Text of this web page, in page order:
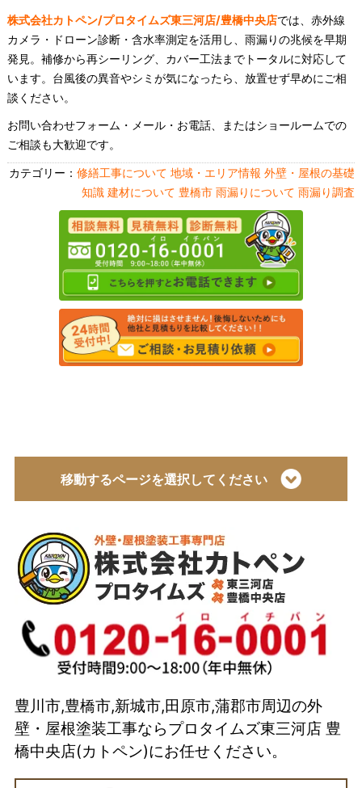
株式会社カトペン/プロタイムズ東三河店/豊橋中央店では、赤外線
カメラ・ドローン診断・含水率測定を活用し、雨漏りの兆候を早期
発見。補修から再シーリング、カバー工法までトータルに対応して
います。台風後の異音やシミが気になったら、放置せず早めにご相
談ください。
お問い合わせフォーム・メール・お電話、またはショールームでの
ご相談も大歓迎です。
カテゴリー：修繕工事について 地域・エリア情報 外壁・屋根の基礎
知識 建材について 豊橋市 雨漏りについて 雨漏り調査
移動するページを選択してください
会社概要
代表取締役 加藤宜久よりご挨拶
イベント
選ばれている理由とは？
カトペンの技術力
当店の強み
豊川市,豊橋市,新城市,田原市,蒲郡市周辺の外
壁・屋根塗装工事ならプロタイムズ東三河店 豊
橋中央店(カトペン)にお任せください。